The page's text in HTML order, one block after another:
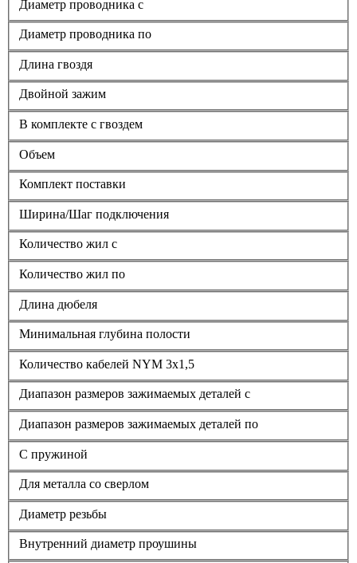
Диаметр проводника с
Диаметр проводника по
Длина гвоздя
Двойной зажим
В комплекте с гвоздем
Объем
Комплект поставки
Ширина/Шаг подключения
Количество жил с
Количество жил по
Длина дюбеля
Минимальная глубина полости
Количество кабелей NYM 3х1,5
Диапазон размеров зажимаемых деталей с
Диапазон размеров зажимаемых деталей по
С пружиной
Для металла со сверлом
Диаметр резьбы
Внутренний диаметр проушины